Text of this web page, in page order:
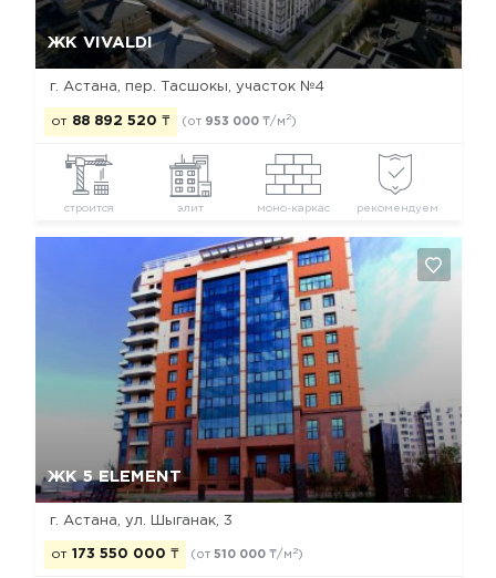
ЖК VIVALDI
г. Астана, пер. Тасшокы, участок №4
от 88 892 520 ₸ (от 953 000 ₸/м2)
строится элит моно-каркас рекомендуем
Да, удалить Отмена
ЖК 5 ELEMENT
г. Астана, ул. Шыганак, 3
от 173 550 000 ₸ (от 510 000 ₸/м 2)
Отмена